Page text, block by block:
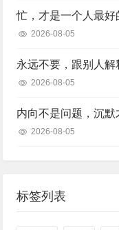
忙，才是一个人最好
2026-08-05
永远不要，跟别人解
2026-08-05
内向不是问题，沉默
2026-08-05
标签列表